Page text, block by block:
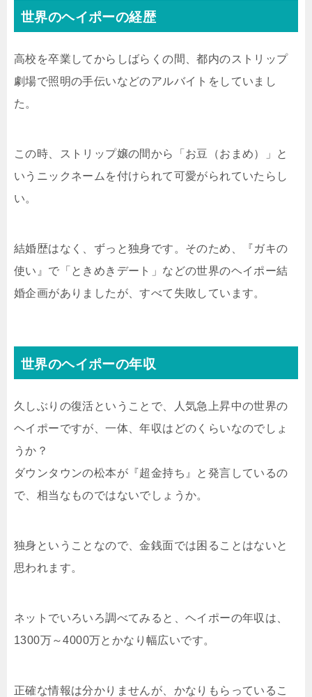
世界のヘイポーの経歴
高校を卒業してからしばらくの間、都内のストリップ
劇場で照明の手伝いなどのアルバイトをしていまし
た。
この時、ストリップ嬢の間から「お豆（おまめ）」と
いうニックネームを付けられて可愛がられていたらし
い。
結婚歴はなく、ずっと独身です。そのため、『ガキの
使い』で「ときめきデート」などの世界のヘイポー結
婚企画がありましたが、すべて失敗しています。
世界のヘイポーの年収
久しぶりの復活ということで、人気急上昇中の世界の
ヘイポーですが、一体、年収はどのくらいなのでしょ
うか？
ダウンタウンの松本が『超金持ち』と発言しているの
で、相当なものではないでしょうか。
独身ということなので、金銭面では困ることはないと
思われます。
ネットでいろいろ調べてみると、ヘイポーの年収は、
1300万～4000万とかなり幅広いです。
正確な情報は分かりませんが、かなりもらっているこ